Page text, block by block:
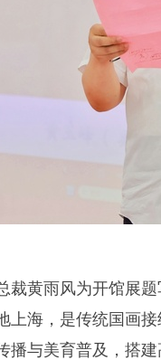
裁黄雨风为开馆展
上海，是传统国画
播与美育普及，搭